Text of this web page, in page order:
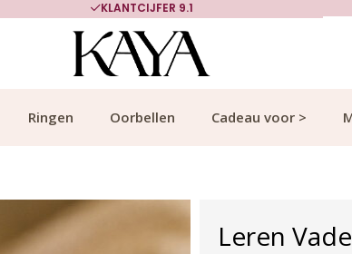
KLANTCIJFER 9.1
Ringen Oorbellen Cadeau voor >
Leren